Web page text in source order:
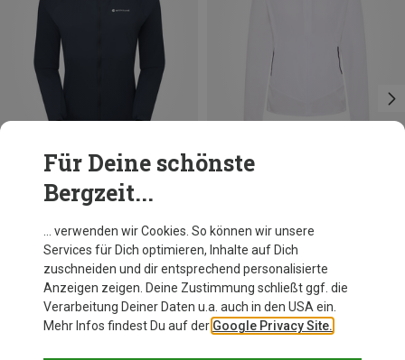
Du sparst 25%
Für Deine schönste
Bergzeit...
… verwenden wir Cookies. So können wir unsere
Services für Dich optimieren, Inhalte auf Dich
zuschneiden und dir entsprechend personalisierte
Anzeigen zeigen. Deine Zustimmung schließt ggf. die
Verarbeitung Deiner Daten u.a. auch in den USA ein.
Mehr Infos findest Du auf der Google Privacy Site.